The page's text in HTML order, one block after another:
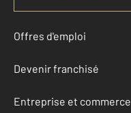
Offres d'emploi
Devenir franchisé
Entreprise et commerce